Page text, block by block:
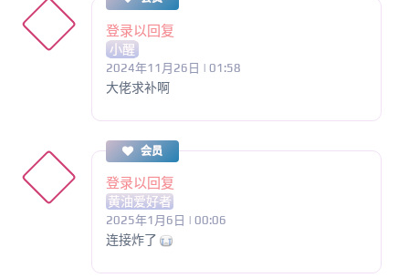
登录以回复
小醒
2024年11月26日 | 01:58
大佬求补啊
会员
登录以回复
黄油爱好者
2025年1月6日 | 00:06
连接炸了